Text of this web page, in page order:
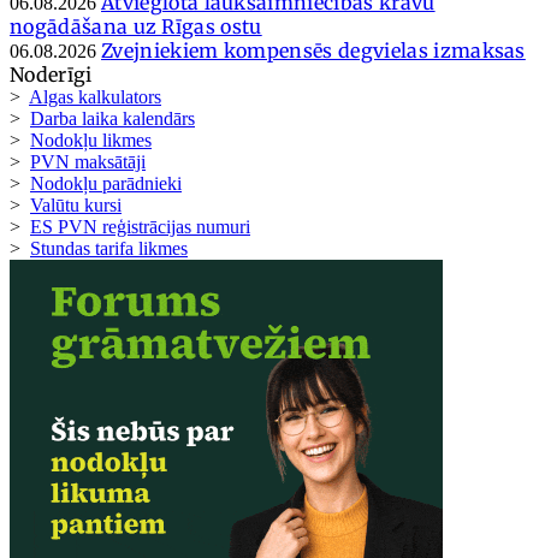
nogādāšana uz Rīgas ostu
06.08.2026 Zvejniekiem kompensēs degvielas izmaksas
Noderīgi
> Algas kalkulators
> Darba laika kalendārs
> Nodokļu likmes
> PVN maksātāji
> Nodokļu parādnieki
> Valūtu kursi
> ES PVN reģistrācijas numuri
> Stundas tarifa likmes